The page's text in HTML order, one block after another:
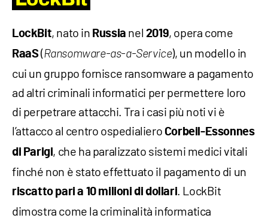
LockBit, nato in Russia nel 2019, opera come
RaaS(Ransomware-as-a-Service), un modello in
cui un gruppo fornisce ransomware a pagamento
ad altri criminali informatici per permettere loro
di perpetrare attacchi. Tra i casi più noti vi è
l’attacco al centro ospedialiero Corbeil-Essonnes
di Parigi, che ha paralizzato sistemi medici vitali
finché non è stato effettuato il pagamento di un
riscatto pari a 10 milioni di dollari. LockBit
dimostra come la criminalità informatica